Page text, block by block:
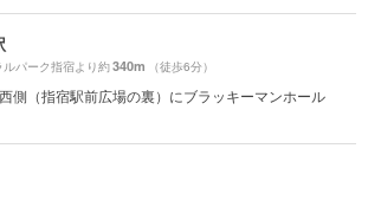
ルパーク指宿より約340m （徒歩6分）
側（指宿駅前広場の裏）にブラッキーマンホール